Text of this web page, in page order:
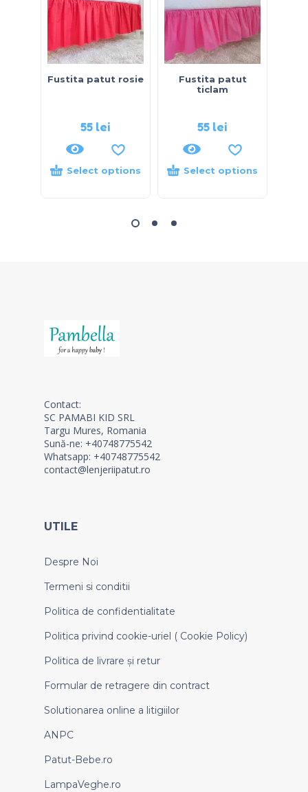
Fustita patut rosie
55 lei
Select options
Fustita patut
ticlam
55 lei
Select options
Contact:
SC PAMABI KID SRL
Targu Mures, Romania
Sună-ne: +40748775542
Whatsapp: +40748775542
contact@lenjeriipatut.ro
UTILE
Despre Noi
Termeni si conditii
Politica de confidentialitate
Politica privind cookie-uriel ( Cookie Policy)
Politica de livrare și retur
Formular de retragere din contract
Solutionarea online a litigiilor
ANPC
Patut-Bebe.ro
LampaVeghe.ro